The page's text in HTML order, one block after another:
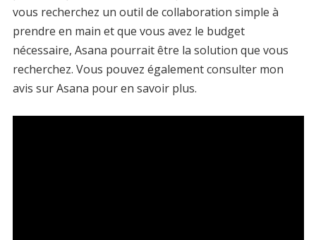
vous recherchez un outil de collaboration simple à
prendre en main et que vous avez le budget
nécessaire, Asana pourrait être la solution que vous
recherchez. Vous pouvez également consulter mon
avis sur Asana pour en savoir plus.